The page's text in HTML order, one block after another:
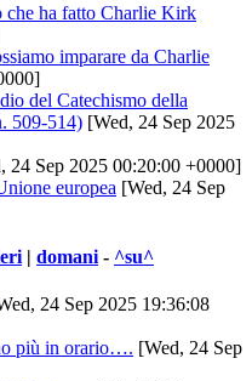
che ha fatto Charlie Kirk
imparare da Charlie
del Catechismo della
509-514) [Wed, 24 Sep 2025
24 Sep 2025 00:20:00 +0000]
europea [Wed, 24 Sep
| domani - ^su^
24 Sep 2025 19:36:08
più in orario…. [Wed, 24 Sep